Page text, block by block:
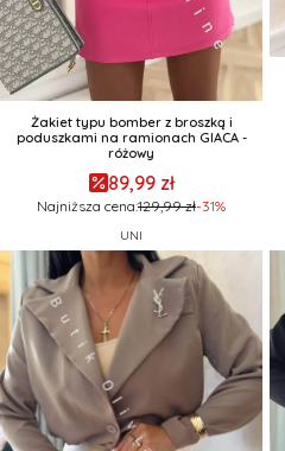
Żakiet typu bomber z broszką i
poduszkami na ramionach GIACA -
różowy
89,99 zł
Najniższa cena:129,99 zł-31%
UNI